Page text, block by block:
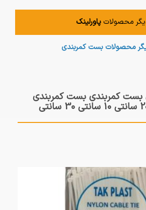
محصولاتپاورلینک
محصولاتبست کمربندی
بست کمربندی بست کمربندی